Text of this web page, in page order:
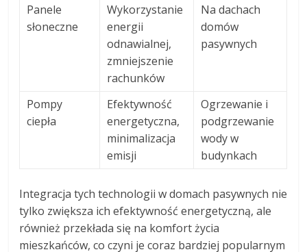
Panele
słoneczne
Wykorzystanie
energii
odnawialnej,
zmniejszenie
rachunków
Na dachach
domów
pasywnych
Pompy
ciepła
Efektywność
energetyczna,
minimalizacja
emisji
Ogrzewanie i
podgrzewanie
wody w
budynkach
Integracja tych technologii w domach pasywnych nie
tylko zwiększa ich efektywność energetyczną, ale
również przekłada się na komfort życia
mieszkańców, co czyni je coraz bardziej popularnym